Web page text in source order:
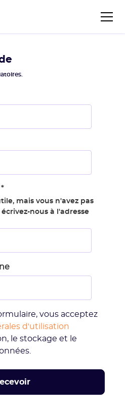
*
mais vous n'avez pas
nous à l'adresse
vous acceptez
d'utilisation
le stockage et le